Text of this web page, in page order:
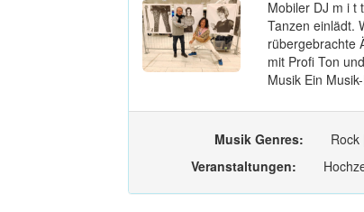
Mobiler DJ m i t
Tanzen einlädt.
rübergebrachte
mit Profi Ton
Musik Ein
Musik Genres:
Veranstaltungen: